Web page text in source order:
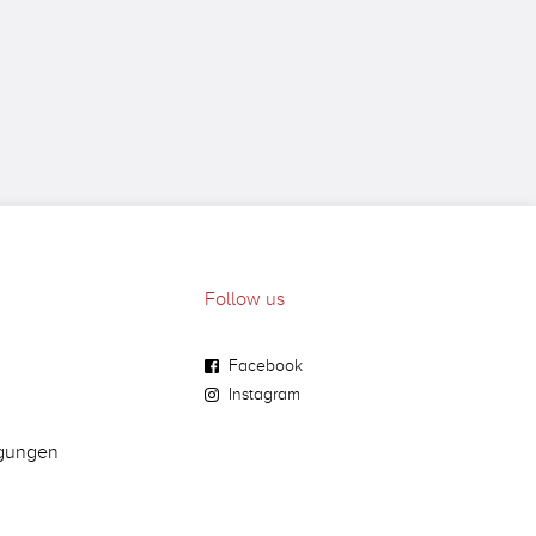
Follow us
Facebook
Instagram